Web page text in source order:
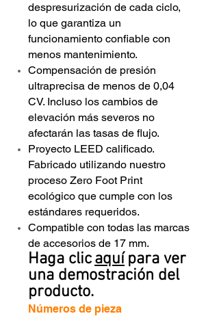
despresurización de cada ciclo,
lo que garantiza un
funcionamiento confiable con
menos mantenimiento.
Compensación de presión
ultraprecisa de menos de 0,04
CV. Incluso los cambios de
elevación más severos no
afectarán las tasas de flujo.
Proyecto LEED calificado.
Fabricado utilizando nuestro
proceso Zero Foot Print
ecológico que cumple con los
estándares requeridos.
Compatible con todas las marcas
de accesorios de 17 mm.
Haga clicaquí para ver
una demostración del
producto.
Números de pieza